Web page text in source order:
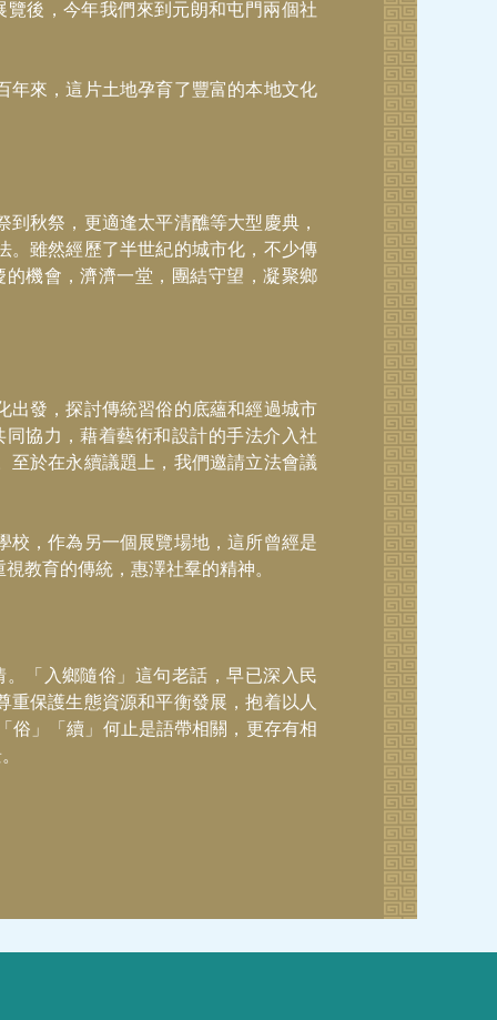
後，今年我們來到元朗和屯門兩個社
年來，這片土地孕育了豐富的本地文化
秋祭，更適逢太平清醮等大型慶典，
。雖然經歷了半世紀的城市化，不少傳
機會，濟濟一堂，團結守望，凝聚鄉
出發，探討傳統習俗的底蘊和經過城市
協力，藉着藝術和設計的手法介入社
至於在永續議題上，我們邀請立法會議
校，作為另一個展覽場地，這所曾經是
教育的傳統，惠澤社羣的精神。
「入鄉隨俗」這句老話，早已深入民
保護生態資源和平衡發展，抱着以人
俗」「續」何止是語帶相關，更存有相